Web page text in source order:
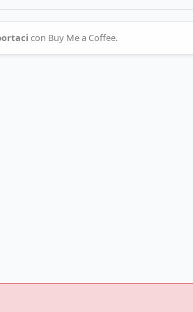
con Buy Me a Coffee.